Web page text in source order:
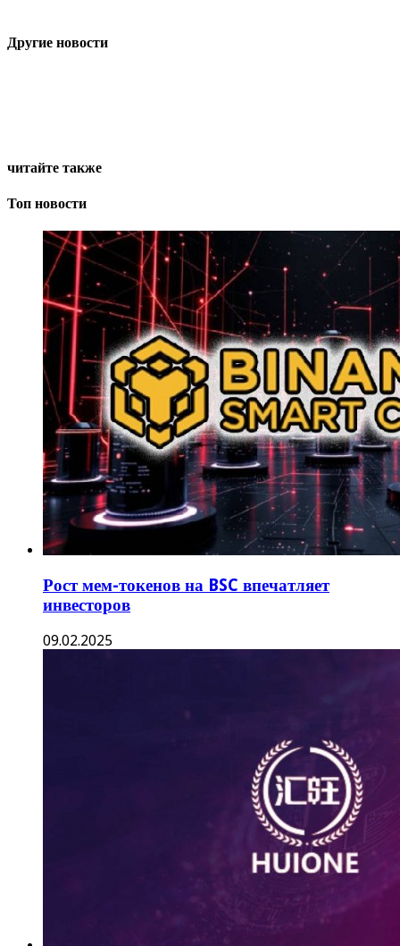
Другие новости
читайте также
Топ новости
Рост мем-токенов на BSC впечатляет
инвесторов
09.02.2025